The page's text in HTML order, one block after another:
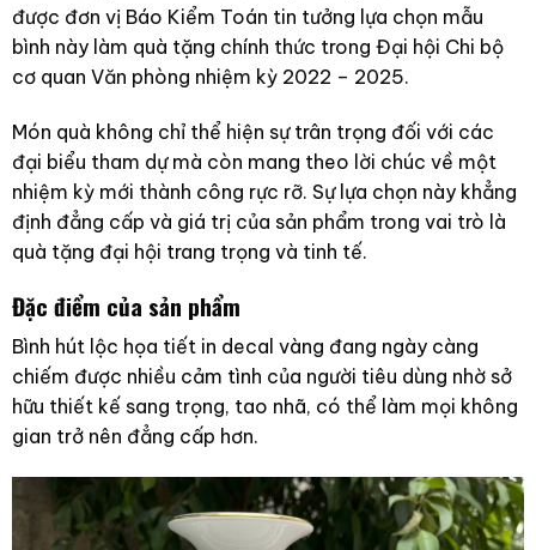
được đơn vị Báo Kiểm Toán tin tưởng lựa chọn mẫu
bình này làm quà tặng chính thức trong Đại hội Chi bộ
cơ quan Văn phòng nhiệm kỳ 2022 – 2025.
Món quà không chỉ thể hiện sự trân trọng đối với các
đại biểu tham dự mà còn mang theo lời chúc về một
nhiệm kỳ mới thành công rực rỡ. Sự lựa chọn này khẳng
định đẳng cấp và giá trị của sản phẩm trong vai trò là
quà tặng đại hội trang trọng và tinh tế.
Đặc điểm của sản phẩm
Bình hút lộc họa tiết in decal vàng đang ngày càng
chiếm được nhiều cảm tình của người tiêu dùng nhờ sở
hữu thiết kế sang trọng, tao nhã, có thể làm mọi không
gian trở nên đẳng cấp hơn.